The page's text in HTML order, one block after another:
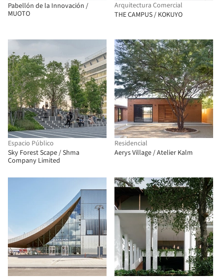
Pabellón de la Innovación /
MUOTO
Arquitectura Comercial
THE CAMPUS / KOKUYO
Espacio Público
Sky Forest Scape / Shma
Company Limited
Residencial
Aerys Village / Atelier Kalm